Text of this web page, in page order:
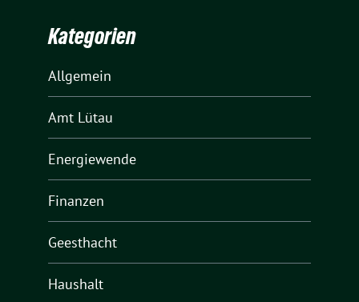
Kategorien
Allgemein
Amt Lütau
Energiewende
Finanzen
Geesthacht
Haushalt